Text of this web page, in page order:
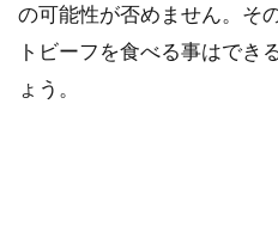
の可能性が否めません。そ
トビーフを食べる事はでき
ょう。